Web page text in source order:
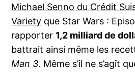
Michael Senno du Crédit
Variety que Star Wars :
rapporter 1,2 milliard de
battrait ainsi même les
Man 3. Même s’il ne s’agît